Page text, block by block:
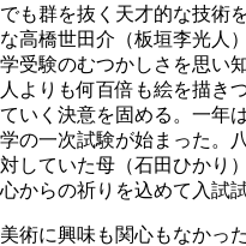
でも群を抜く天才的な技術
な高橋世田介（板垣李光人
学受験のむつかしさを思い
人よりも何百倍も絵を描き
ていく決意を固める。一年
学の一次試験が始まった。
対していた母（石田ひかり
心からの祈りを込めて入試
美術に興味も関心もなかっ